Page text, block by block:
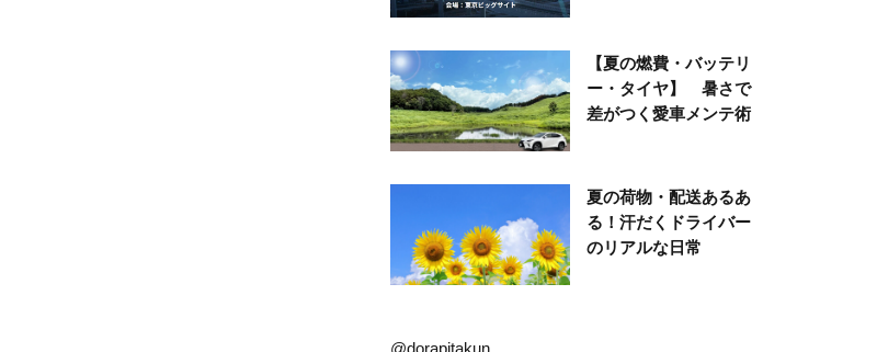
【夏の燃費・バッテリ
ー・タイヤ】 暑さで
差がつく愛車メンテ術
夏の荷物・配送あるあ
る！汗だくドライバー
のリアルな日常
@dorapitakun